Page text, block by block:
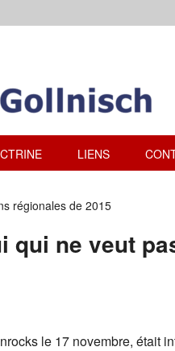
LIENS
régionales de 2015
ne veut
le 17 novembre, était